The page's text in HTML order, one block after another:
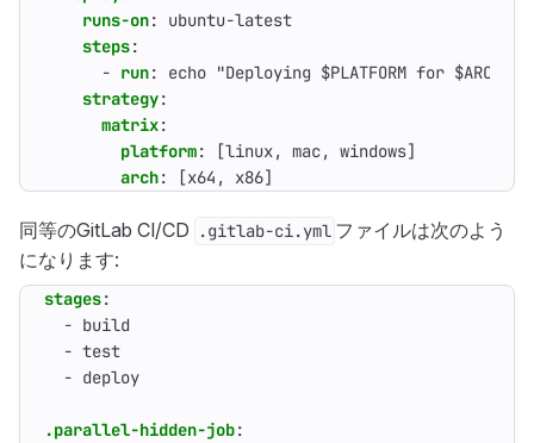
runs-on:
ubuntu-latest
steps:
- run:
echo "Deploying $PLATFORM for $ARCH"
strategy:
matrix:
platform: [linux, mac, windows]
arch: [x64, x86]
同等のGitLab CI/CD .gitlab-ci.yml ファイルは次のよう
になります:
stages:
- build
- test
- deploy
.parallel-hidden-job: